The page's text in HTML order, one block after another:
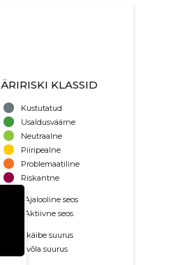
ÄRIRISKI KLASSID
Kustutatud
Usaldusväärne
Neutraalne
Piiripealne
Problemaatiline
Riskantne
Ajalooline seos
Aktiivne seos
käibe suurus
võla suurus